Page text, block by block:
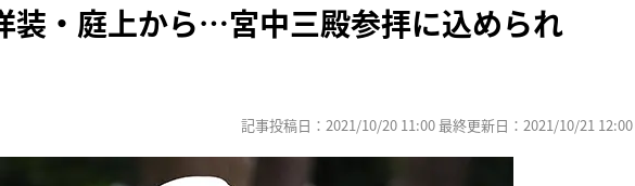
・庭上から…宮中三殿参拝に込められ
記事投稿日：2021/10/20 11:00 最終更新日：2021/10/21 12:00